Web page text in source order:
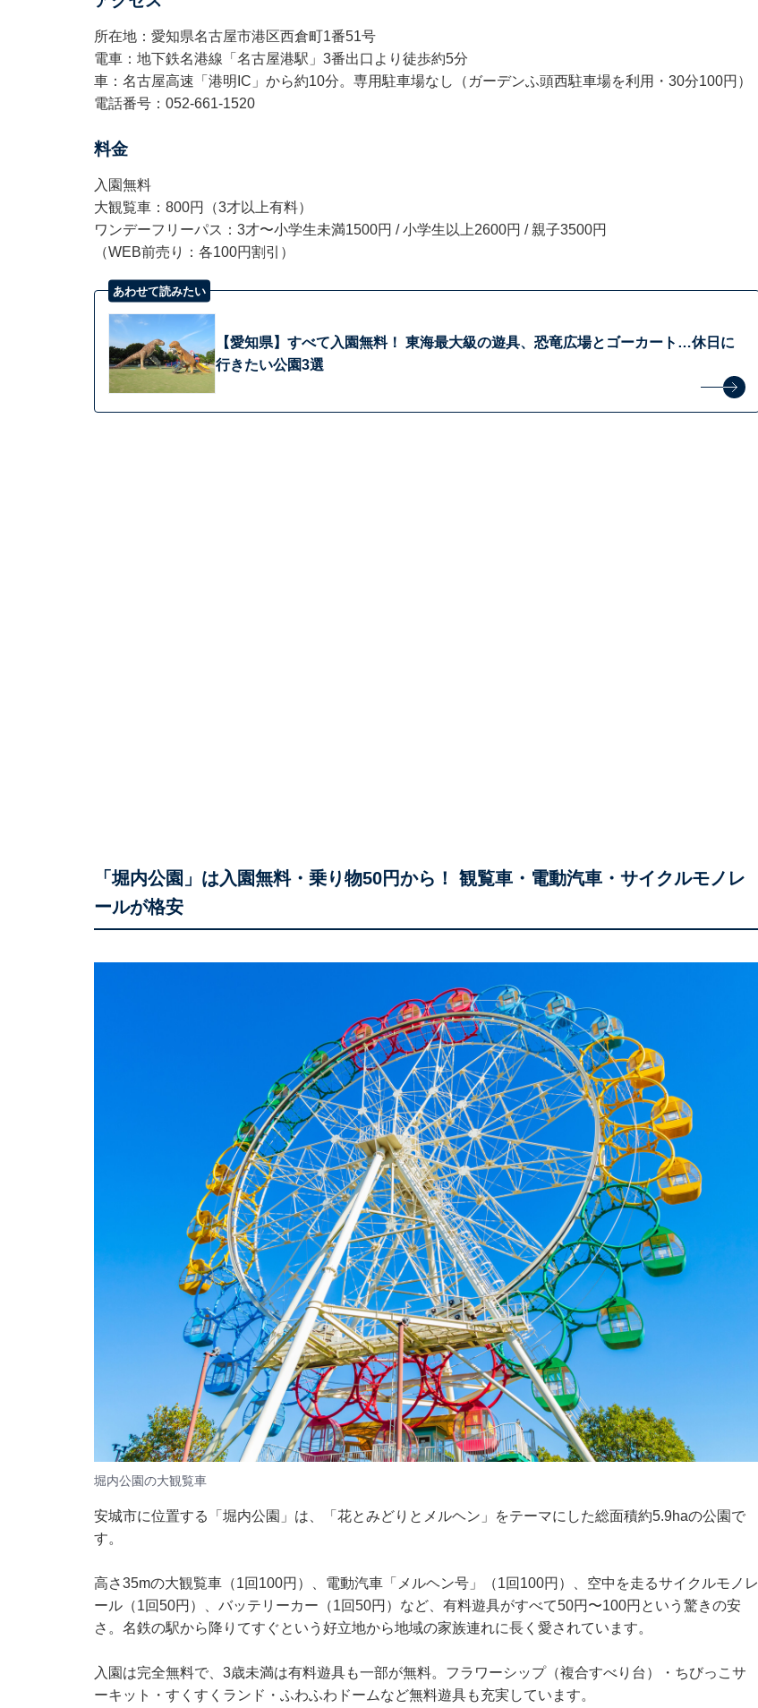
所在地：愛知県名古屋市港区西倉町1番51号
電車：地下鉄名港線「名古屋港駅」3番出口より徒歩約5分
車：名古屋高速「港明IC」から約10分。専用駐車場なし（ガーデンふ頭西駐車場を利用・30分100円）
電話番号：052-661-1520
料金
入園無料
大観覧車：800円（3才以上有料）
ワンデーフリーパス：3才〜小学生未満1500円 / 小学生以上2600円 / 親子3500円
（WEB前売り：各100円割引）
あわせて読みたい
【愛知県】すべて入園無料！ 東海最大級の遊具、恐竜広場とゴーカート…休日に
行きたい公園3選
「堀内公園」は入園無料・乗り物50円から！ 観覧車・電動汽車・サイクルモノレ
ールが格安
堀内公園の大観覧車
安城市に位置する「堀内公園」は、「花とみどりとメルヘン」をテーマにした総面積約5.9haの公園で
す。
高さ35mの大観覧車（1回100円）、電動汽車「メルヘン号」（1回100円）、空中を走るサイクルモノレ
ール（1回50円）、バッテリーカー（1回50円）など、有料遊具がすべて50円〜100円という驚きの安
さ。名鉄の駅から降りてすぐという好立地から地域の家族連れに長く愛されています。
入園は完全無料で、3歳未満は有料遊具も一部が無料。フラワーシップ（複合すべり台）・ちびっこサ
ーキット・すくすくランド・ふわふわドームなど無料遊具も充実しています。